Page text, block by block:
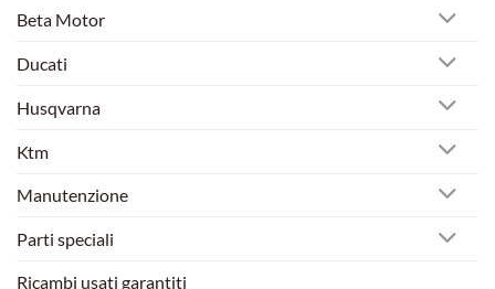
Beta Motor
Ducati
Husqvarna
Ktm
Manutenzione
Parti speciali
Ricambi usati garantiti